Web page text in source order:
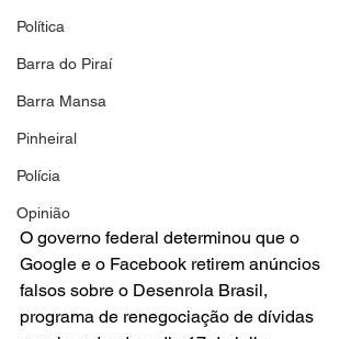
Política
Barra do Piraí
Barra Mansa
Pinheiral
Polícia
Opinião
O governo federal determinou que o
Google e o Facebook retirem anúncios
falsos sobre o Desenrola Brasil,
programa de renegociação de dívidas